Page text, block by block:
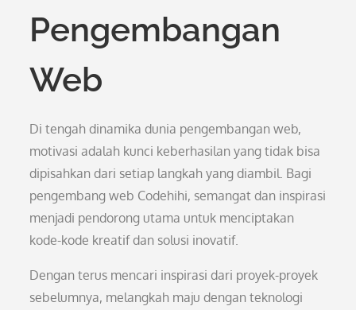
Pengembangan
Web
Di tengah dinamika dunia pengembangan web,
motivasi adalah kunci keberhasilan yang tidak bisa
dipisahkan dari setiap langkah yang diambil. Bagi
pengembang web Codehihi, semangat dan inspirasi
menjadi pendorong utama untuk menciptakan
kode-kode kreatif dan solusi inovatif.
Dengan terus mencari inspirasi dari proyek-proyek
sebelumnya, melangkah maju dengan teknologi